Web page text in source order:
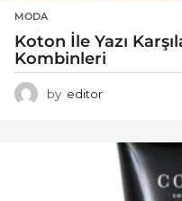
MODA
Koton İle Yazı
Kombinleri
by editor